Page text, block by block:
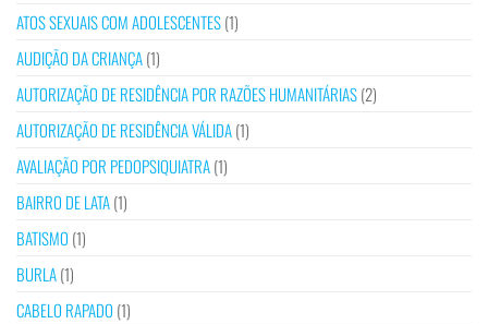
ATOS SEXUAIS COM ADOLESCENTES(1)
AUDIÇÃO DA CRIANÇA(1)
AUTORIZAÇÃO DE RESIDÊNCIA POR RAZÕES HUMANITÁRIAS(2)
AUTORIZAÇÃO DE RESIDÊNCIA VÁLIDA(1)
AVALIAÇÃO POR PEDOPSIQUIATRA(1)
BAIRRO DE LATA(1)
BATISMO (1)
BURLA(1)
CABELO RAPADO (1)